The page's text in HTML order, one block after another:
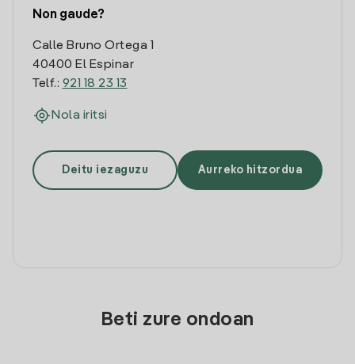
Non gaude?
Calle Bruno Ortega 1
40400 El Espinar
Telf.: 921 18 23 13
Nola iritsi
Deitu iezaguzu Aurreko hitzordua
Beti zure ondoan